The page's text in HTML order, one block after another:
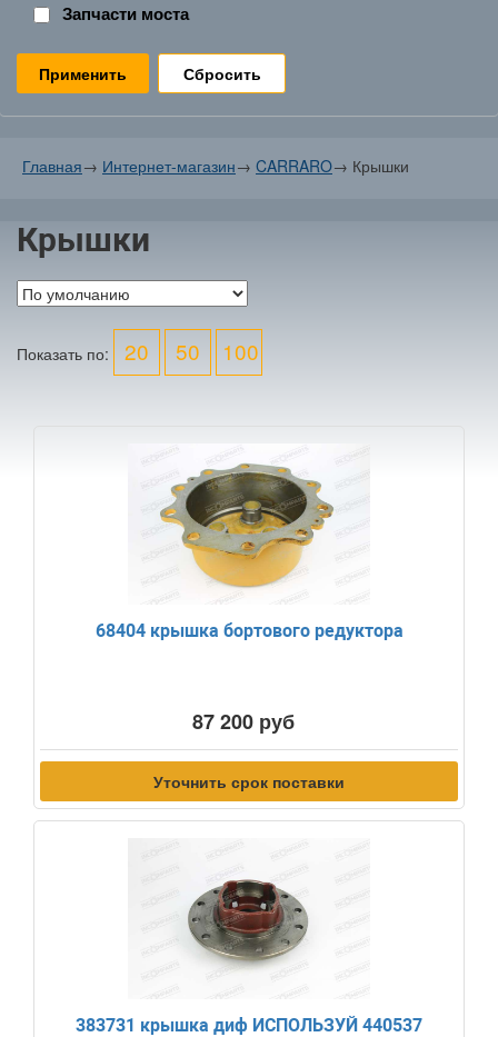
Запчасти моста
Сбросить
Главная→ Интернет-магазин→ CARRARO→ Крышки
Крышки
Показать по: 20 50 100
68404 крышка бортового редуктора
87 200 руб
Уточнить срок поставки
383731 крышка диф ИСПОЛЬЗУЙ 440537